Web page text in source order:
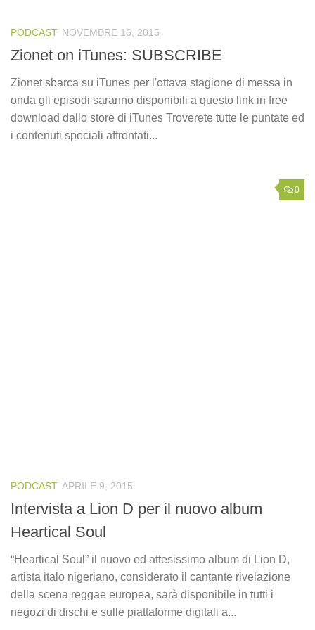
PODCAST NOVEMBRE 16, 2015
Zionet on iTunes: SUBSCRIBE
Zionet sbarca su iTunes per l'ottava stagione di messa in
onda gli episodi saranno disponibili a questo link in free
download dallo store di iTunes Troverete tutte le puntate ed
i contenuti speciali affrontati...
0
PODCAST APRILE 9, 2015
Intervista a Lion D per il nuovo album
Heartical Soul
“Heartical Soul” il nuovo ed attesissimo album di Lion D,
artista italo nigeriano, considerato il cantante rivelazione
della scena reggae europea, sarà disponibile in tutti i
negozi di dischi e sulle piattaforme digitali a...